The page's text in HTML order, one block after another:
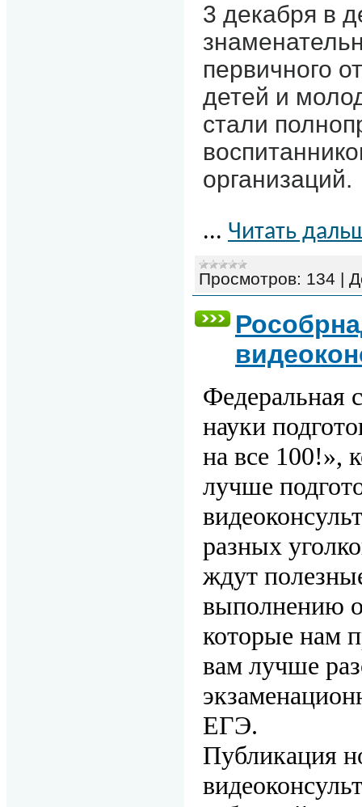
3 декабря в
первичного
детей и
стали
организаций.
... Читать
Просмотров: 134 |
Федеральная
науки
на все 100!»,
лучше
разных
ждут
выполнению
которые нам
вам лучше
ЕГЭ.
Публикация